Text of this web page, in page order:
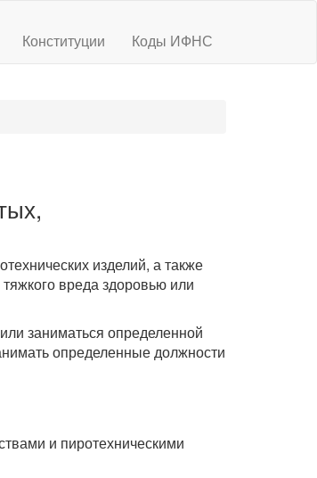
Конституции Коды ИФНС
изделий, а также
вреда здоровью или
заниматься определенной
определенные должности
и пиротехническими